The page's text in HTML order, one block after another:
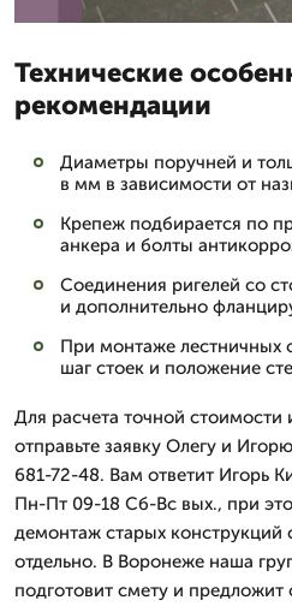
Технические
рекомендации
Диаметры поручней и
в мм в зависимости от
Крепеж подбирается по
анкера и болты
Соединения ригелей со
и дополнительно
При монтаже лестничных
шаг стоек и положение
Для расчета точной
отправьте заявку Олегу и
681-72-48. Вам ответит Игорь
Пн-Пт 09-18 Сб-Вс вых., при
демонтаж старых конструкций
отдельно. В Воронеже наша
подготовит смету и